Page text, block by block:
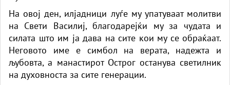
На овој ден, илјадници луѓе му упатуваат молитви
на Свети Василиј, благодарејќи му за чудата и
силата што им ја дава на сите кои му се обраќаат.
Неговото име е симбол на верата, надежта и
љубовта, а манастирот Острог останува светилник
на духовноста за сите генерации.